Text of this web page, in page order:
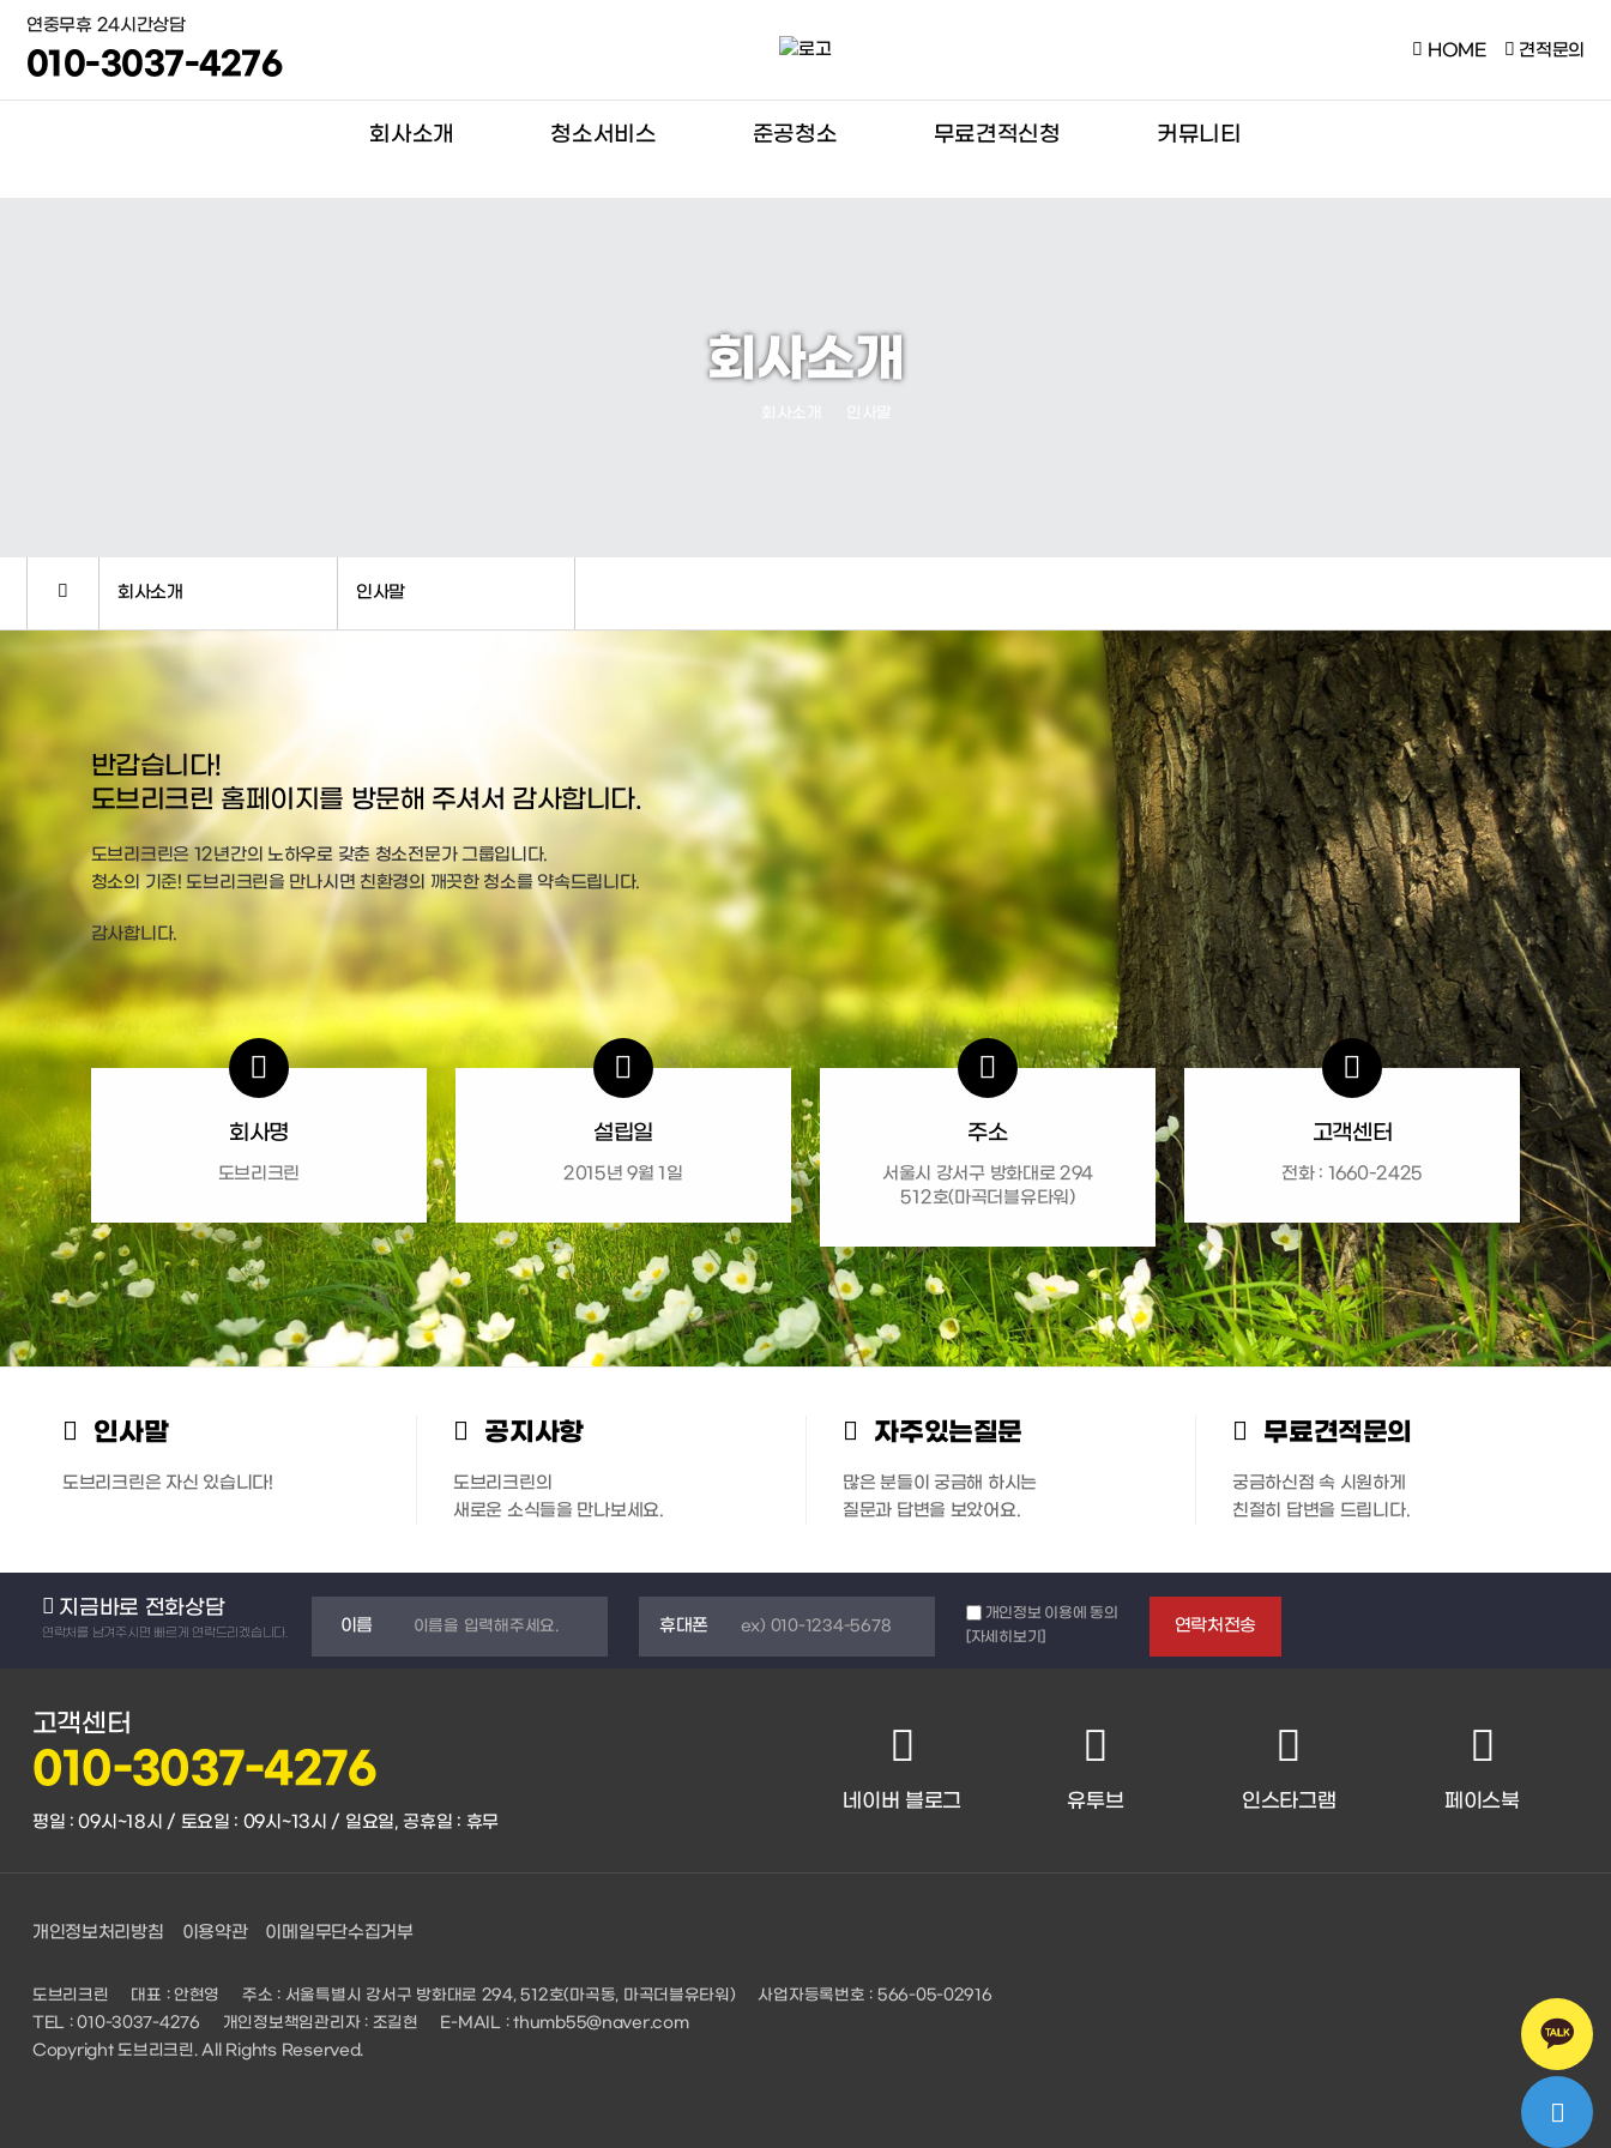
연중무휴 24시간상담
010-3037-4276 HOME 견적문의
회사소개 청소서비스 준공청소 무료견적신청 커뮤니티
회사소개
회사소개 인사말
반갑습니다!
도브리크린 홈페이지를 방문해 주셔서 감사합니다.
도브리크린은 12년간의 노하우로 갖춘 청소전문가 그룹입니다.
청소의 기준! 도브리크린을 만나시면 친환경의 깨끗한 청소를 약속드립니다.
감사합니다.
회사명
도브리크린
설립일
2015년 9월 1일
주소
서울시 강서구 방화대로 294
512호(마곡더블유타워)
고객센터
전화 : 1660-2425
인사말
도브리크린은 자신 있습니다!
공지사항
도브리크린의
새로운 소식들을 만나보세요.
자주있는질문
많은 분들이 궁금해 하시는
질문과 답변을 보았어요.
무료견적문의
궁금하신점 속 시원하게
친절히 답변을 드립니다.
지금바로 전화상담
연락처를 남겨주시면 빠르게 연락드리겠습니다. 이름 휴대폰
개인정보 이용에 동의
[자세히보기]
고객센터
010-3037-4276
평일 : 09시~18시 / 토요일 : 09시~13시 / 일요일, 공휴일 : 휴무
네이버 블로그 유투브 인스타그램 페이스북
개인정보처리방침 이용약관 이메일무단수집거부
도브리크린 대표 : 안현영 주소 : 서울특별시 강서구 방화대로 294, 512호(마곡동, 마곡더블유타워)
사업자등록번호 : 566-05-02916
TEL : 010-3037-4276
개인정보책임관리자 : 조길현 E-MAIL :thumb55@naver.com
Copyright 도브리크린. All Rights Reserved.